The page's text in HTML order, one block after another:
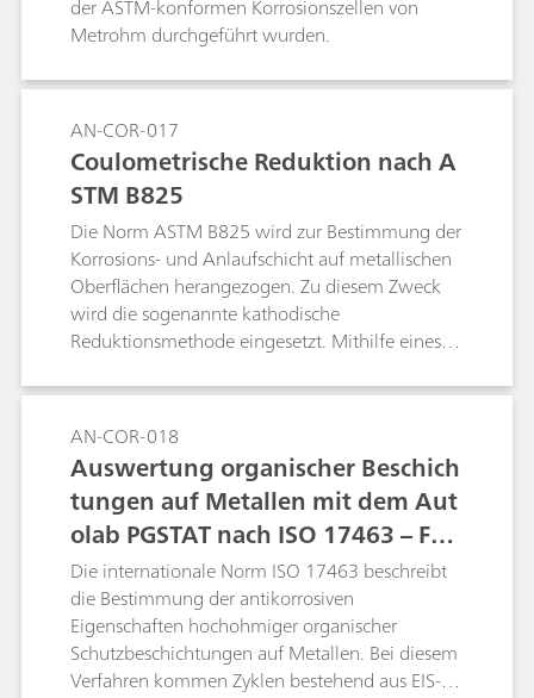
der ASTM-konformen Korrosionszellen von
Metrohm durchgeführt wurden.
AN-COR-017
Coulometrische Reduktion nach A
STM B825
Die Norm ASTM B825 wird zur Bestimmung der
Korrosions- und Anlaufschicht auf metallischen
Oberflächen herangezogen. Zu diesem Zweck
wird die sogenannte kathodische
Reduktionsmethode eingesetzt. Mithilfe eines
Metrohm 1-L-Korrosionszelle wird ein Verfahren
zur Nachbildung der ASTM B825
veranschaulicht.
AN-COR-018
Auswertung organischer Beschich
tungen auf Metallen mit dem Aut
olab PGSTAT nach ISO 17463 – Far
ben und Lacke
Die internationale Norm ISO 17463 beschreibt
die Bestimmung der antikorrosiven
Eigenschaften hochohmiger organischer
Schutzbeschichtungen auf Metallen. Bei diesem
Verfahren kommen Zyklen bestehend aus EIS-